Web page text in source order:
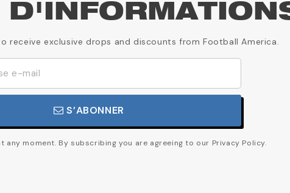
receive exclusive drops and discounts from Football America.
S’ABONNER
any moment. By subscribing you are agreeing to our Privacy Policy.